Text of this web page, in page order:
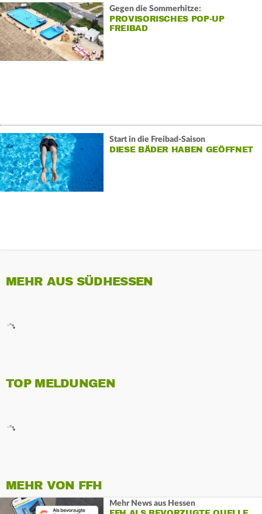
Gegen die Sommerhitze:
PROVISORISCHES POP-UP
FREIBAD
Start in die Freibad-Saison
DIESE BÄDER HABEN GEÖFFNET
MEHR AUS SÜDHESSEN
TOP MELDUNGEN
MEHR VON FFH
Mehr News aus Hessen